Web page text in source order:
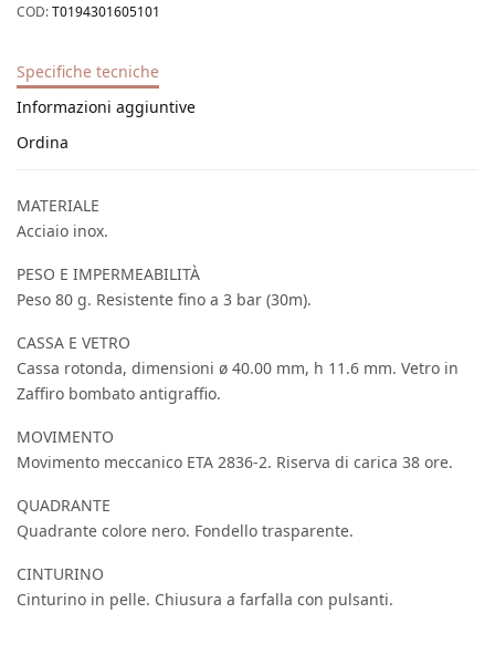
COD:T0194301605101
Specifiche tecniche
Informazioni aggiuntive
Ordina
MATERIALE
Acciaio inox.
PESO E IMPERMEABILITÀ
Peso 80 g. Resistente fino a 3 bar (30m).
CASSA E VETRO
Cassa rotonda, dimensioni ø 40.00 mm, h 11.6 mm. Vetro in
Zaffiro bombato antigraffio.
MOVIMENTO
Movimento meccanico ETA 2836-2. Riserva di carica 38 ore.
QUADRANTE
Quadrante colore nero. Fondello trasparente.
CINTURINO
Cinturino in pelle. Chiusura a farfalla con pulsanti.